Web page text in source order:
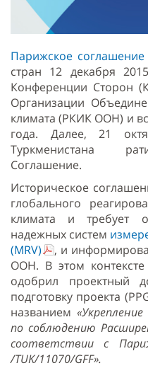
Парижское соглашение
стран 12 декабря
Конференции Сторон
Организации
климата (РКИК ООН) и
года. Далее, 21
Туркменистана
Соглашение.
Историческое
глобального
климата и требует
надежных систем
(MRV)
, и
ООН. В этом
одобрил проектный
подготовку проекта
названием
по соблюдению
соответствии с
/TUK/11070/GFF».